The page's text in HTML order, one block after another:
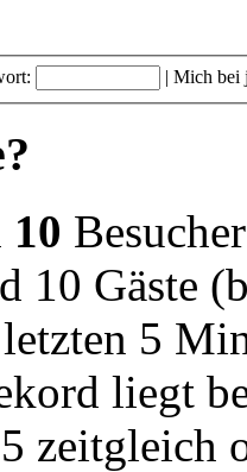
| Mich bei
10
10 Gäste
5
liegt
zeitgleich